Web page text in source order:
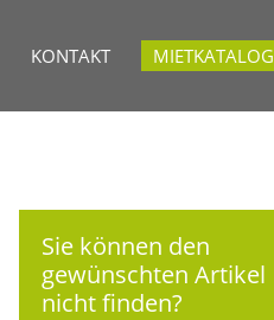
KONTAKT MIETKATALOG
Sie können den
gewünschten Artikel
nicht finden?